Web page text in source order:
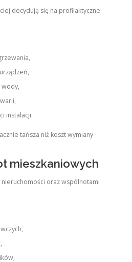
decydują się na profilaktyczne
wody,
instalacji.
tańsza niż koszt wymiany
mieszkaniowych
nieruchomości oraz wspólnotami